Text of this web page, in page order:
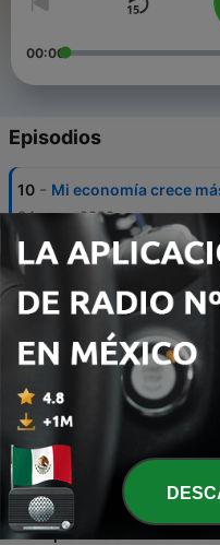
00:00
Episodios
10 - Mi economía crece
04 mayo 2022
9 - Mis pensamientos
abundancia - Episodio 8
27 abr. 2022
8 - Me encanta invertir y a
invertir en mí - Episodio
23 abr. 2022
7 - Abro las puertas de mi
Episodio 6
07 abr. 2022
6 - Puedo manejar el éxito
Episodio 5